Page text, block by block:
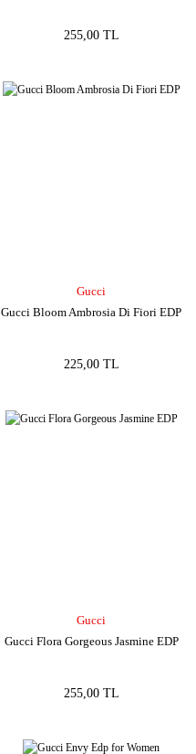
255,00 TL
Gucci
Gucci Bloom Ambrosia Di Fiori EDP
225,00 TL
Gucci
Gucci Flora Gorgeous Jasmine EDP
255,00 TL